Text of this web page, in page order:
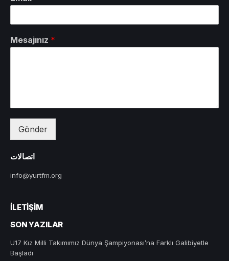
Mesajınız *
Gönder
اتصالات
info@yurtfm.org
İLETIŞIM
SON YAZILAR
U17 Kız Milli Takımımız Dünya Şampiyonası’na Farklı Galibiyetle
Başladı